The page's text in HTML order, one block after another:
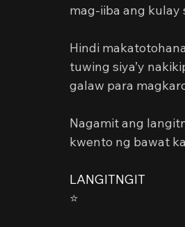
mag-iiba ang kulay
Hindi
tuwing siya’y
galaw para
Nagamit ang
kwento ng bawat
LANGITNGIT
⭐️